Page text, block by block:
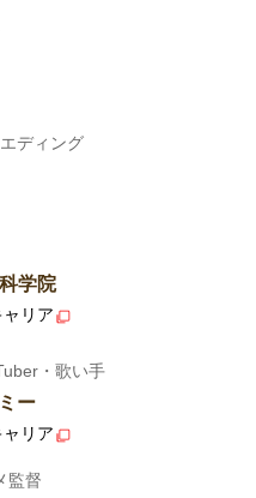
ディング
学院
ャリア
・歌い手
ー
ャリア
監督